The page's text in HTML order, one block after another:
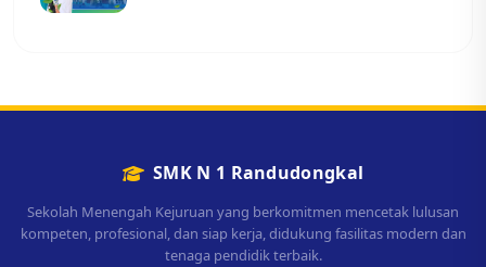
SMK N 1 Randudongkal
Sekolah Menengah Kejuruan yang berkomitmen mencetak lulusan
kompeten, profesional, dan siap kerja, didukung fasilitas modern dan
tenaga pendidik terbaik.